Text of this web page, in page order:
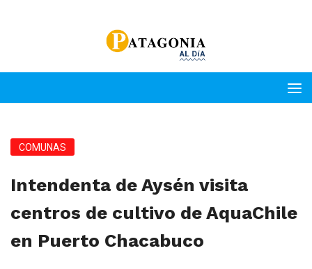
COMUNAS
Intendenta de Aysén visita
centros de cultivo de AquaChile
en Puerto Chacabuco